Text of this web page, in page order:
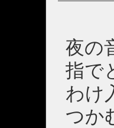
夜の
指で
わけ
つか